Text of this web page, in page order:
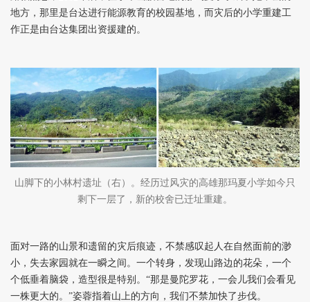
地方，那里是台达进行能源教育的校园基地，而灾后的小学重建工
作正是由台达集团出资援建的。
山脚下的小林村遗址（右）。经历过风灾的高雄那玛夏小学如今只
剩下一层了，新的校舍已迁址重建。
面对一路的山景和遗留的灾后痕迹，不禁感叹起人在自然面前的渺
小，失去家园就在一瞬之间。一个转身，发现山路边的花朵，一个
个低垂着脑袋，造型很是特别。“那是曼陀罗花，一会儿我们会看见
一株更大的。”姿蓉指着山上的方向，我们不禁加快了步伐。